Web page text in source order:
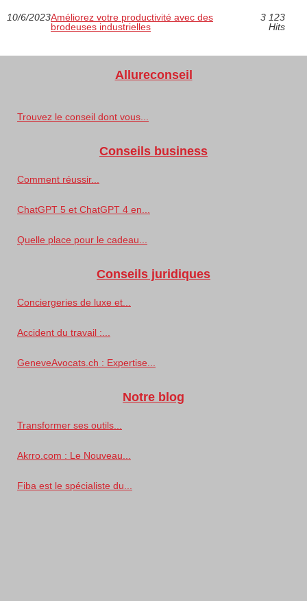
10/6/2023Améliorez votre productivité avec des
brodeuses industrielles
3 123
Hits
Allureconseil
Trouvez le conseil dont vous...
Conseils business
Comment réussir...
ChatGPT 5 et ChatGPT 4 en...
Quelle place pour le cadeau...
Conseils juridiques
Conciergeries de luxe et...
Accident du travail :...
GeneveAvocats.ch : Expertise...
Notre blog
Transformer ses outils...
Akrro.com : Le Nouveau...
Fiba est le spécialiste du...